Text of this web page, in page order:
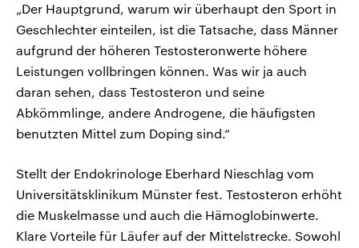
„Der Hauptgrund, warum wir überhaupt den Sport in
Geschlechter einteilen, ist die Tatsache, dass Männer
aufgrund der höheren Testosteronwerte höhere
Leistungen vollbringen können. Was wir ja auch
daran sehen, dass Testosteron und seine
Abkömmlinge, andere Androgene, die häufigsten
benutzten Mittel zum Doping sind.“
Stellt der Endokrinologe Eberhard Nieschlag vom
Universitätsklinikum Münster fest. Testosteron erhöht
die Muskelmasse und auch die Hämoglobinwerte.
Klare Vorteile für Läufer auf der Mittelstrecke. Sowohl